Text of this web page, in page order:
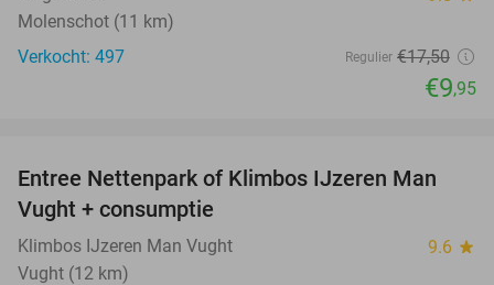
Molenschot (11 km)
Verkocht: 497
Regulier €17,50
€9,95
29%
Entree Nettenpark of Klimbos IJzeren Man
Vught + consumptie
Klimbos IJzeren Man Vught 9.6 star
Vught (12 km)